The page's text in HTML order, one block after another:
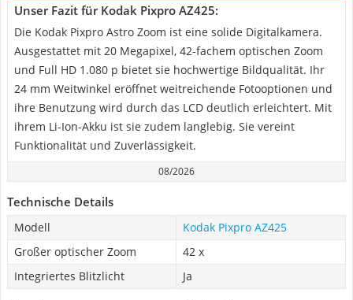
Unser Fazit für Kodak Pixpro AZ425:
Die Kodak Pixpro Astro Zoom ist eine solide Digitalkamera.
Ausgestattet mit 20 Megapixel, 42-fachem optischen Zoom
und Full HD 1.080 p bietet sie hochwertige Bildqualität. Ihr
24 mm Weitwinkel eröffnet weitreichende Fotooptionen und
ihre Benutzung wird durch das LCD deutlich erleichtert. Mit
ihrem Li-Ion-Akku ist sie zudem langlebig. Sie vereint
Funktionalität und Zuverlässigkeit.
08/2026
Technische Details
Modell
Kodak Pixpro AZ425
Großer optischer Zoom
42 x
Integriertes Blitzlicht
Ja